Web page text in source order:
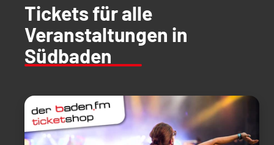
Tickets für alle
Veranstaltungen in
Südbaden